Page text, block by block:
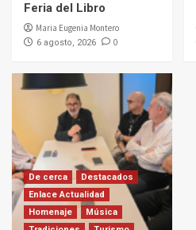
Feria del Libro
Maria Eugenia Montero
6 agosto, 2026 0
De cerca
Destacados
Enlace Actualidad
Homenaje
Música